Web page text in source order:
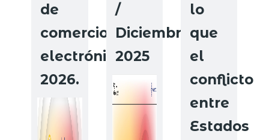
de
comercio
electrónico
2026.
/
Diciembre
2025
lo
que
el
conflicto
entre
Estados